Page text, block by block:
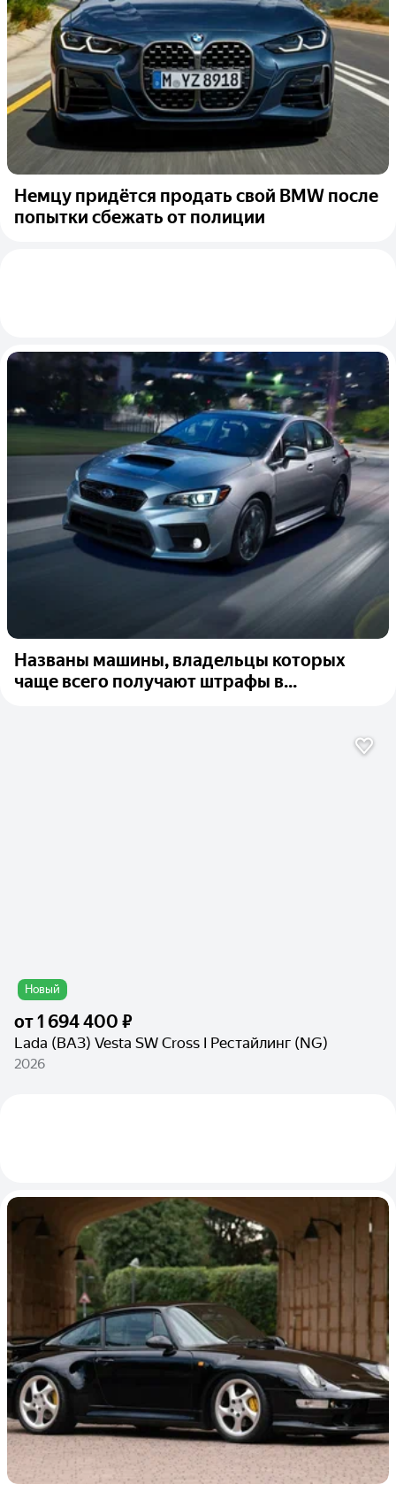
Немцу придётся продать свой BMW после
попытки сбежать от полиции
Названы машины, владельцы которых
чаще всего получают штрафы в...
Новый
от1 694 400 ₽
Lada (ВАЗ) Vesta SW Cross I Рестайлинг (NG)
2026